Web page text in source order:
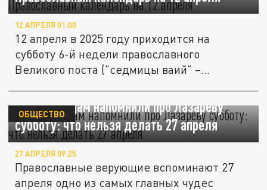
12 АПРЕЛЯ 01:00
12 апреля в 2025 году приходится на
субботу 6-й недели православного
Великого поста ("седмицы ваий" –...
Новосибирцам напомнили про Лазареву
субботу: что нельзя делать 27 апреля
ОБЩЕСТВО
27 АПРЕЛЯ 09:25
Православные верующие вспоминают 27
апреля одно из самых главных чудес